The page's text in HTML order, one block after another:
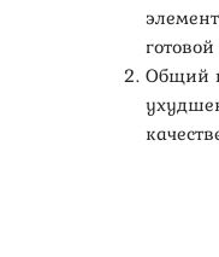
Общий